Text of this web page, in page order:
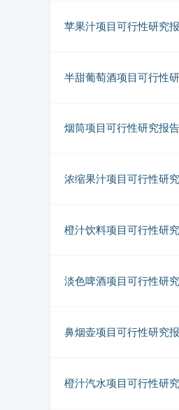
苹果汁项目可行性研究
半甜葡萄酒项目可行性
烟筒项目可行性研究报告
浓缩果汁项目可行性研
橙汁饮料项目可行性研
淡色啤酒项目可行性研
鼻烟壶项目可行性研究
橙汁汽水项目可行性研